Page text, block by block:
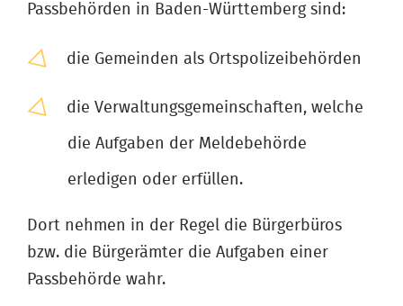
Passbehörden in Baden-Württemberg sind:
die Gemeinden als Ortspolizeibehörden
die Verwaltungsgemeinschaften, welche
die Aufgaben der Meldebehörde
erledigen oder erfüllen.
Dort nehmen in der Regel die Bürgerbüros
bzw. die Bürgerämter die Aufgaben einer
Passbehörde wahr.